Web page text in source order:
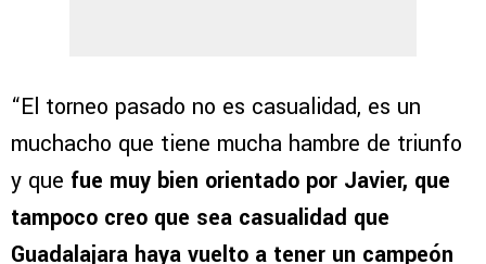
“El torneo pasado no es casualidad, es un
muchacho que tiene mucha hambre de triunfo
y que fue muy bien orientado por Javier, que
tampoco creo que sea casualidad que
Guadalajara haya vuelto a tener un campeón